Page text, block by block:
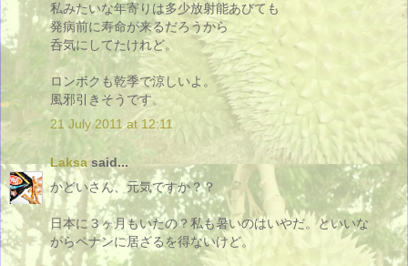
私みたいな年寄りは多少放射能あびても
発病前に寿命が来るだろうから
呑気にしてたけれど。
ロンボクも乾季で涼しいよ。
風邪引きそうです。
21 July 2011 at 12:11
Laksa said...
かどいさん、元気ですか？？
日本に３ヶ月もいたの？私も暑いのはいやだ。といいな
がらペナンに居ざるを得ないけど。